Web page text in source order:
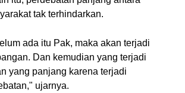
tak terhindarkan.
ada itu Pak, maka akan terjadi
Dan kemudian yang terjadi
yang panjang karena terjadi
ujarnya.